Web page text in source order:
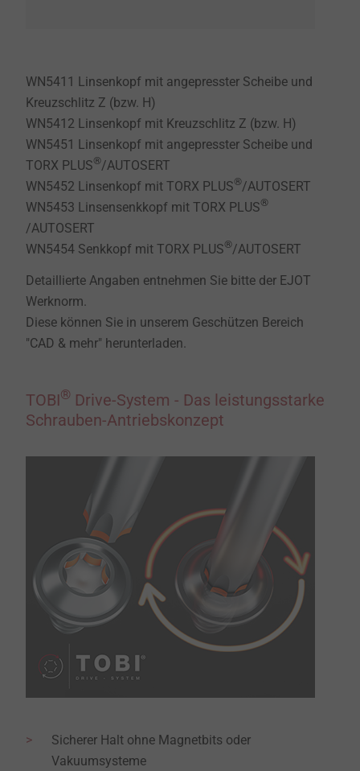
WN5411 Linsenkopf mit angepresster Scheibe und
Kreuzschlitz Z (bzw. H)
WN5412 Linsenkopf mit Kreuzschlitz Z (bzw. H)
WN5451 Linsenkopf mit angepresster Scheibe und
TORX PLUS®/AUTOSERT
WN5452 Linsenkopf mit TORX PLUS®/AUTOSERT
WN5453 Linsensenkkopf mit TORX PLUS®
/AUTOSERT
WN5454 Senkkopf mit TORX PLUS®/AUTOSERT
Detaillierte Angaben entnehmen Sie bitte der EJOT
Werknorm.
Diese können Sie in unserem Geschützen Bereich
"CAD & mehr" herunterladen.
TOBI® Drive-System - Das leistungsstarke
Schrauben-Antriebskonzept
Sicherer Halt ohne Magnetbits oder
Vakuumsysteme